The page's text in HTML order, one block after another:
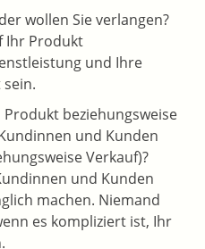
wollen Sie verlangen?
Ihr Produkt
und Ihre
beziehungsweise
und Kunden
Verkauf)?
und Kunden
machen. Niemand
es kompliziert ist, Ihr